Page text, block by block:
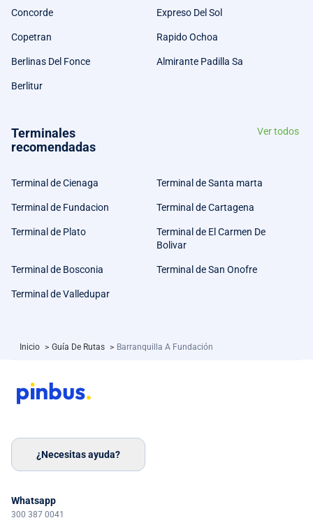
Concorde Expreso Del Sol
Copetran Rapido Ochoa
Berlinas Del Fonce Almirante Padilla Sa
Berlitur
Terminales
recomendadas
Ver todos
Terminal de Cienaga Terminal de Santa marta
Terminal de Fundacion Terminal de Cartagena
Terminal de Plato
Terminal de El Carmen De
Bolivar
Terminal de Bosconia Terminal de San Onofre
Terminal de Valledupar
Inicio > Guía De Rutas > Barranquilla A Fundación
¿Necesitas ayuda?
Whatsapp
300 387 0041